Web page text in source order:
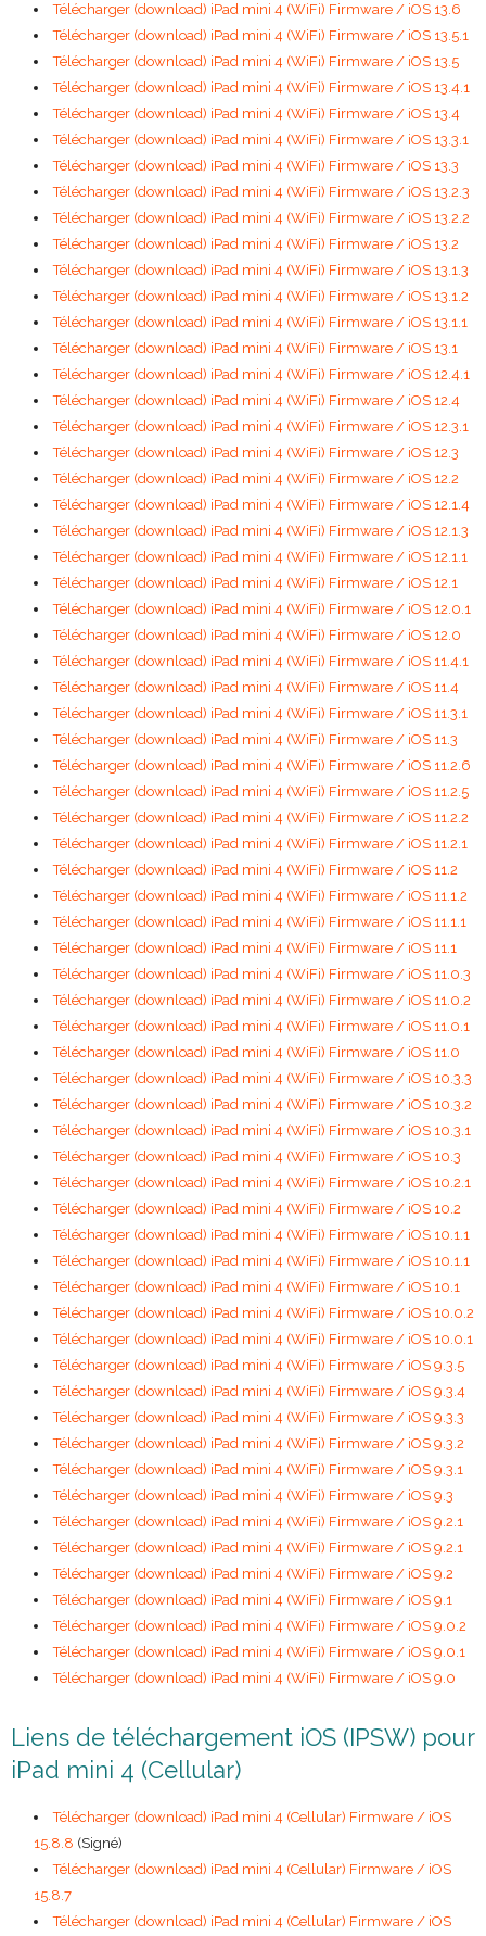
Télécharger (download) iPad mini 4 (WiFi) Firmware / iOS 13.6
Télécharger (download) iPad mini 4 (WiFi) Firmware / iOS 13.5.1
Télécharger (download) iPad mini 4 (WiFi) Firmware / iOS 13.5
Télécharger (download) iPad mini 4 (WiFi) Firmware / iOS 13.4.1
Télécharger (download) iPad mini 4 (WiFi) Firmware / iOS 13.4
Télécharger (download) iPad mini 4 (WiFi) Firmware / iOS 13.3.1
Télécharger (download) iPad mini 4 (WiFi) Firmware / iOS 13.3
Télécharger (download) iPad mini 4 (WiFi) Firmware / iOS 13.2.3
Télécharger (download) iPad mini 4 (WiFi) Firmware / iOS 13.2.2
Télécharger (download) iPad mini 4 (WiFi) Firmware / iOS 13.2
Télécharger (download) iPad mini 4 (WiFi) Firmware / iOS 13.1.3
Télécharger (download) iPad mini 4 (WiFi) Firmware / iOS 13.1.2
Télécharger (download) iPad mini 4 (WiFi) Firmware / iOS 13.1.1
Télécharger (download) iPad mini 4 (WiFi) Firmware / iOS 13.1
Télécharger (download) iPad mini 4 (WiFi) Firmware / iOS 12.4.1
Télécharger (download) iPad mini 4 (WiFi) Firmware / iOS 12.4
Télécharger (download) iPad mini 4 (WiFi) Firmware / iOS 12.3.1
Télécharger (download) iPad mini 4 (WiFi) Firmware / iOS 12.3
Télécharger (download) iPad mini 4 (WiFi) Firmware / iOS 12.2
Télécharger (download) iPad mini 4 (WiFi) Firmware / iOS 12.1.4
Télécharger (download) iPad mini 4 (WiFi) Firmware / iOS 12.1.3
Télécharger (download) iPad mini 4 (WiFi) Firmware / iOS 12.1.1
Télécharger (download) iPad mini 4 (WiFi) Firmware / iOS 12.1
Télécharger (download) iPad mini 4 (WiFi) Firmware / iOS 12.0.1
Télécharger (download) iPad mini 4 (WiFi) Firmware / iOS 12.0
Télécharger (download) iPad mini 4 (WiFi) Firmware / iOS 11.4.1
Télécharger (download) iPad mini 4 (WiFi) Firmware / iOS 11.4
Télécharger (download) iPad mini 4 (WiFi) Firmware / iOS 11.3.1
Télécharger (download) iPad mini 4 (WiFi) Firmware / iOS 11.3
Télécharger (download) iPad mini 4 (WiFi) Firmware / iOS 11.2.6
Télécharger (download) iPad mini 4 (WiFi) Firmware / iOS 11.2.5
Télécharger (download) iPad mini 4 (WiFi) Firmware / iOS 11.2.2
Télécharger (download) iPad mini 4 (WiFi) Firmware / iOS 11.2.1
Télécharger (download) iPad mini 4 (WiFi) Firmware / iOS 11.2
Télécharger (download) iPad mini 4 (WiFi) Firmware / iOS 11.1.2
Télécharger (download) iPad mini 4 (WiFi) Firmware / iOS 11.1.1
Télécharger (download) iPad mini 4 (WiFi) Firmware / iOS 11.1
Télécharger (download) iPad mini 4 (WiFi) Firmware / iOS 11.0.3
Télécharger (download) iPad mini 4 (WiFi) Firmware / iOS 11.0.2
Télécharger (download) iPad mini 4 (WiFi) Firmware / iOS 11.0.1
Télécharger (download) iPad mini 4 (WiFi) Firmware / iOS 11.0
Télécharger (download) iPad mini 4 (WiFi) Firmware / iOS 10.3.3
Télécharger (download) iPad mini 4 (WiFi) Firmware / iOS 10.3.2
Télécharger (download) iPad mini 4 (WiFi) Firmware / iOS 10.3.1
Télécharger (download) iPad mini 4 (WiFi) Firmware / iOS 10.3
Télécharger (download) iPad mini 4 (WiFi) Firmware / iOS 10.2.1
Télécharger (download) iPad mini 4 (WiFi) Firmware / iOS 10.2
Télécharger (download) iPad mini 4 (WiFi) Firmware / iOS 10.1.1
Télécharger (download) iPad mini 4 (WiFi) Firmware / iOS 10.1.1
Télécharger (download) iPad mini 4 (WiFi) Firmware / iOS 10.1
Télécharger (download) iPad mini 4 (WiFi) Firmware / iOS 10.0.2
Télécharger (download) iPad mini 4 (WiFi) Firmware / iOS 10.0.1
Télécharger (download) iPad mini 4 (WiFi) Firmware / iOS 9.3.5
Télécharger (download) iPad mini 4 (WiFi) Firmware / iOS 9.3.4
Télécharger (download) iPad mini 4 (WiFi) Firmware / iOS 9.3.3
Télécharger (download) iPad mini 4 (WiFi) Firmware / iOS 9.3.2
Télécharger (download) iPad mini 4 (WiFi) Firmware / iOS 9.3.1
Télécharger (download) iPad mini 4 (WiFi) Firmware / iOS 9.3
Télécharger (download) iPad mini 4 (WiFi) Firmware / iOS 9.2.1
Télécharger (download) iPad mini 4 (WiFi) Firmware / iOS 9.2.1
Télécharger (download) iPad mini 4 (WiFi) Firmware / iOS 9.2
Télécharger (download) iPad mini 4 (WiFi) Firmware / iOS 9.1
Télécharger (download) iPad mini 4 (WiFi) Firmware / iOS 9.0.2
Télécharger (download) iPad mini 4 (WiFi) Firmware / iOS 9.0.1
Télécharger (download) iPad mini 4 (WiFi) Firmware / iOS 9.0
Liens de téléchargement iOS (IPSW) pour
iPad mini 4 (Cellular)
Télécharger (download) iPad mini 4 (Cellular) Firmware / iOS
15.8.8 (Signé)
Télécharger (download) iPad mini 4 (Cellular) Firmware / iOS
15.8.7
Télécharger (download) iPad mini 4 (Cellular) Firmware / iOS